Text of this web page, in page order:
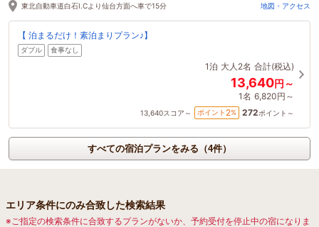
東北自動車道白石I.Cより仙台方面へ車で15分 地図・アクセス
【 泊まるだけ！素泊まりプラン♪】
ダブル 食事なし
1泊 大人2名 合計(税込)
13,640円～
1名 6,820円～
13,640スコア～ ポイント 2% 272ポイント～
すべての宿泊プランをみる（4件）
エリア条件にのみ合致した検索結果
※ご指定の検索条件に合致するプランがないか、予約受付を停止中の宿になりま